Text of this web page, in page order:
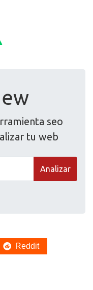
seo
tu web
Analizar
Reddit